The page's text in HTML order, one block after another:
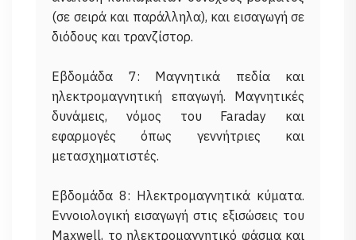
(σε σειρά και παράλληλα), και εισαγωγή σε
διόδους και τρανζίστορ.
Εβδομάδα 7: Μαγνητικά πεδία και
ηλεκτρομαγνητική επαγωγή. Μαγνητικές
δυνάμεις, νόμος του Faraday και
εφαρμογές όπως γεννήτριες και
μετασχηματιστές.
Εβδομάδα 8: Ηλεκτρομαγνητικά κύματα.
Εννοιολογική εισαγωγή στις εξισώσεις του
Maxwell, το ηλεκτρομαγνητικό φάσμα και